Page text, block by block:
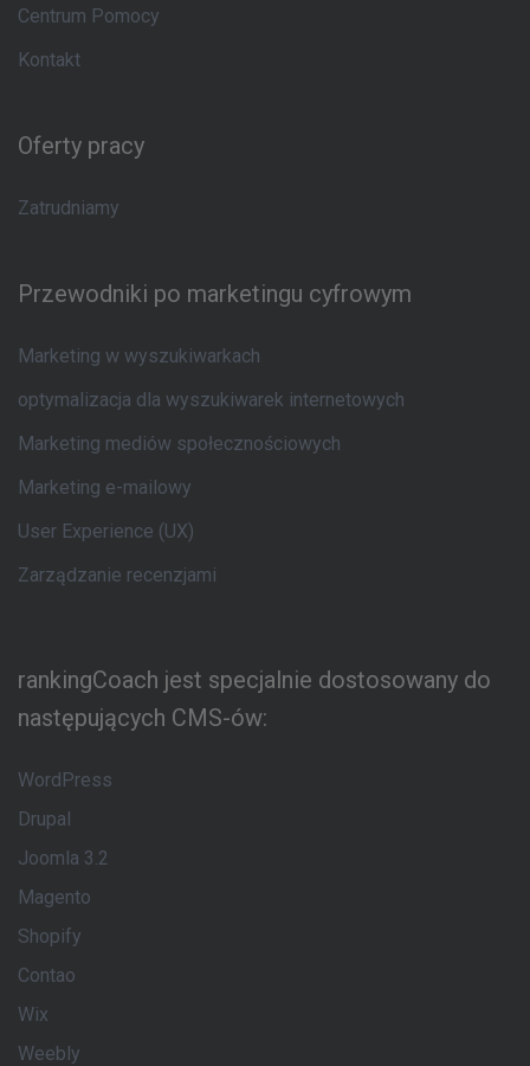
Centrum Pomocy
Kontakt
Oferty pracy
Zatrudniamy
Przewodniki po marketingu cyfrowym
Marketing w wyszukiwarkach
optymalizacja dla wyszukiwarek internetowych
Marketing mediów społecznościowych
Marketing e-mailowy
User Experience (UX)
Zarządzanie recenzjami
rankingCoach jest specjalnie dostosowany do
następujących CMS-ów:
WordPress
Drupal
Joomla 3.2
Magento
Shopify
Contao
Wix
Weebly